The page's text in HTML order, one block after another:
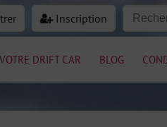
Inscription
DRIFT CAR BLOG